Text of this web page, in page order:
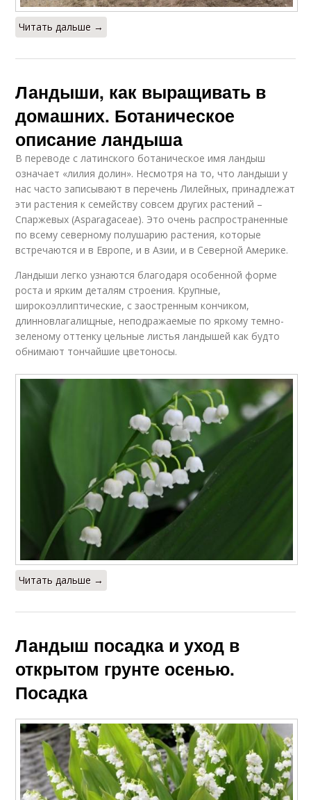
Читать дальше →
Ландыши, как выращивать в
домашних. Ботаническое
описание ландыша
В переводе с латинского ботаническое имя ландыш
означает «лилия долин». Несмотря на то, что ландыши у
нас часто записывают в перечень Лилейных, принадлежат
эти растения к семейству совсем других растений –
Спаржевых (Asparagaceae). Это очень распространенные
по всему северному полушарию растения, которые
встречаются и в Европе, и в Азии, и в Северной Америке.
Ландыши легко узнаются благодаря особенной форме
роста и ярким деталям строения. Крупные,
широкоэллиптические, с заостренным кончиком,
длинновлагалищные, неподражаемые по яркому темно-
зеленому оттенку цельные листья ландышей как будто
обнимают тончайшие цветоносы.
Читать дальше →
Ландыш посадка и уход в
открытом грунте осенью.
Посадка